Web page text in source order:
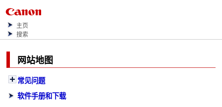
主页
搜索
网站地图
常见问题
软件手册和下载